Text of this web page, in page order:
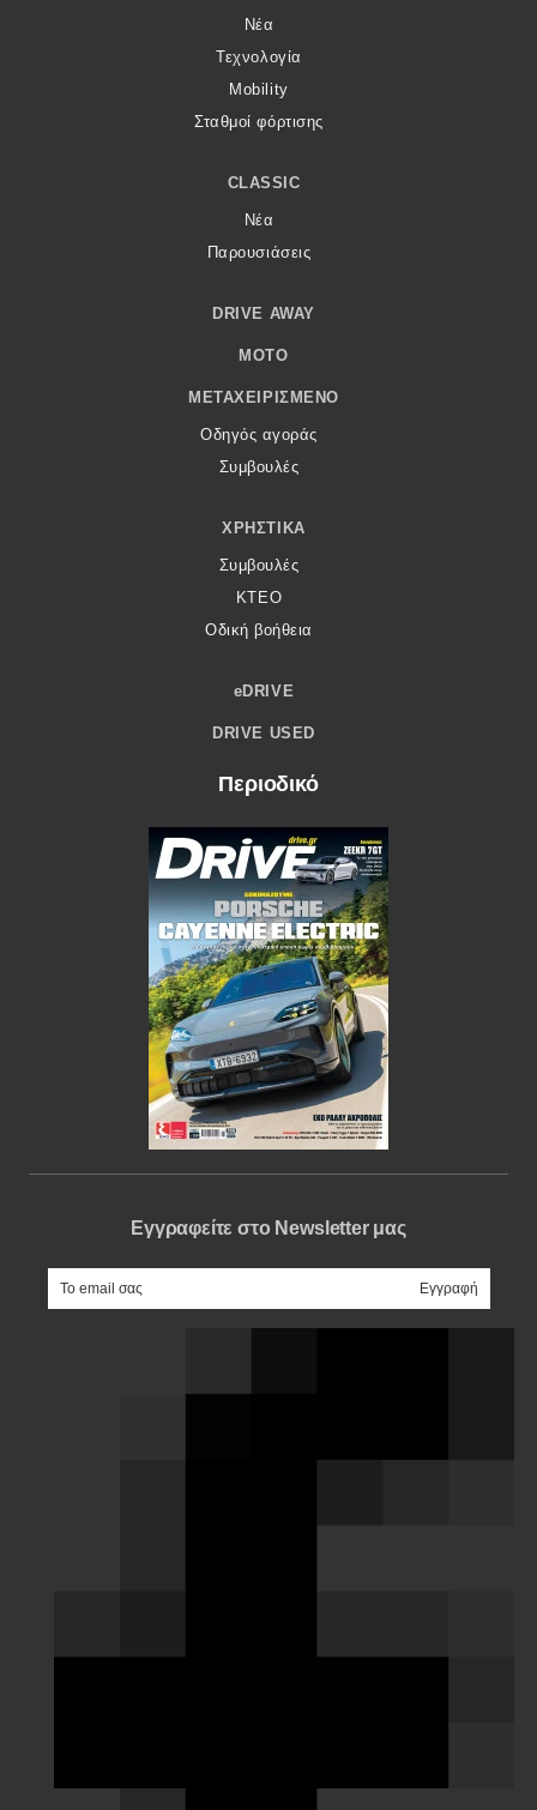
Νέα
Τεχνολογία
Mobility
Σταθμοί φόρτισης
CLASSIC
Νέα
Παρουσιάσεις
DRIVE AWAY
MOTO
ΜΕΤΑΧΕΙΡΙΣΜΈΝΟ
Οδηγός αγοράς
Συμβουλές
ΧΡΗΣΤΙΚΆ
Συμβουλές
ΚΤΕΟ
Οδική βοήθεια
eDRIVE
DRIVE USED
Περιοδικό
Εγγραφείτε στο Newsletter μας
e-mail